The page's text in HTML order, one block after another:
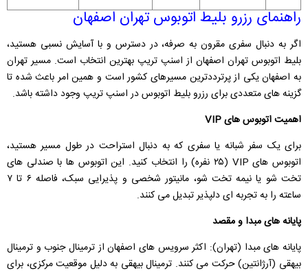
راهنمای رزرو بلیط اتوبوس تهران اصفهان
اگر به دنبال سفری مقرون به صرفه، در دسترس و با آسایش نسبی هستید،
بلیط اتوبوس تهران اصفهان از اسنپ تریپ بهترین انتخاب است. مسیر تهران
به اصفهان یکی از پرترددترین مسیرهای کشور است و همین امر باعث شده تا
گزینه‌ های متعددی برای رزرو بلیط اتوبوس در اسنپ تریپ وجود داشته باشد.
اهمیت اتوبوس ‌های VIP
برای یک سفر شبانه یا سفری که به دنبال استراحت در طول مسیر هستید،
اتوبوس‌ های VIP (۲۵ نفره) را انتخاب کنید. این اتوبوس ‌ها با صندلی‌ های
تخت‌ شو یا نیمه تخت ‌شو، مانیتور شخصی و پذیرایی سبک، فاصله ۶ تا ۷
ساعته را به تجربه ‌ای دلپذیر تبدیل می ‌کنند.
پایانه‌ های مبدا و مقصد
پایانه‌ های مبدا (تهران): اکثر سرویس ‌های اصفهان از ترمینال جنوب و ترمینال
بیهقی (آرژانتین) حرکت می ‌کنند. ترمینال بیهقی به دلیل موقعیت مرکزی، برای